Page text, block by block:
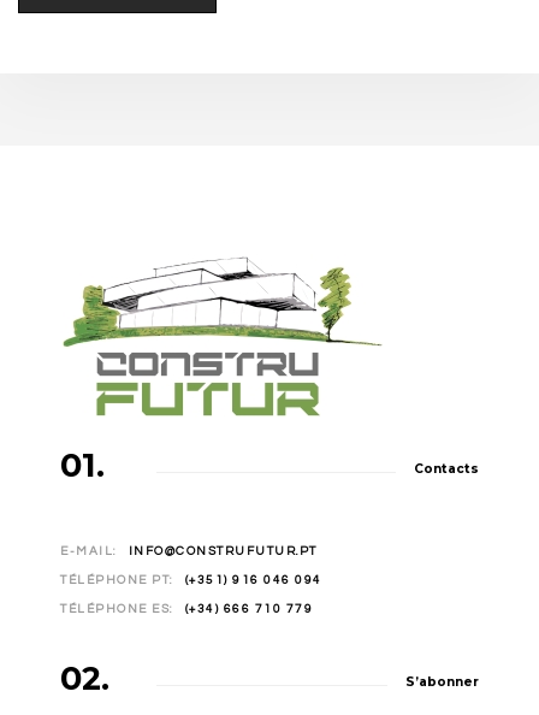
01. Contacts
E-MAIL: INFO@CONSTRUFUTUR.PT
TÉLÉPHONE PT: (+351) 916 046 094
TÉLÉPHONE ES: (+34) 666 710 779
02. S’abonner